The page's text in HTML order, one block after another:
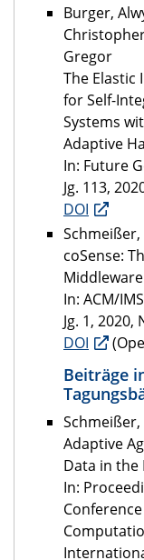
Burger,
Gregor
The Elastic
for Self-
Systems
Adaptive
In: Future
Jg. 113,
DOI
coSense:
In: ACM/
Jg. 1, 2020,
DOI
Beiträge
Adaptive
Data in the
In: